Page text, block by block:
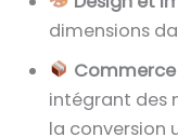
dimensions
intégrant des
la conversion